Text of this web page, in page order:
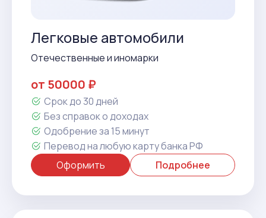
Легковые автомобили
Отечественные и иномарки
от 50000 ₽
Срок до 30 дней
Без справок о доходах
Одобрение за 15 минут
Перевод на любую карту банка РФ
Оформить
Подробнее